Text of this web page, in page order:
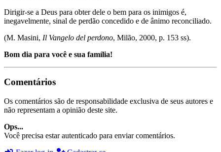
Dirigir-se a Deus para obter dele o bem para os inimigos é,
inegavelmente, sinal de perdão concedido e de ânimo reconciliado.
(M. Masini, Il Vangelo del perdono, Milão, 2000, p. 153 ss).
Bom dia para você e sua família!
Comentários
Os comentários são de responsabilidade exclusiva de seus autores e
não representam a opinião deste site.
Ops...
Você precisa estar autenticado para enviar comentários.